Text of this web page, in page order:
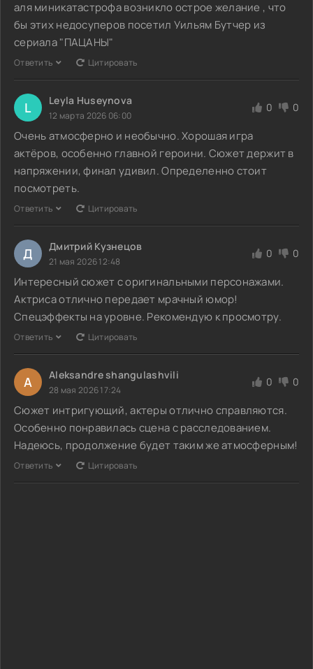
аля миникатастрофа возникло острое желание , что
бы этих недосуперов посетил Уильям Бутчер из
сериала "ПАЦАНЫ"
Ответить Цитировать
L Leyla Huseynova
12 марта 2026 06:00
0 0
Очень атмосферно и необычно. Хорошая игра
актёров, особенно главной героини. Сюжет держит в
напряжении, финал удивил. Определенно стоит
посмотреть.
Ответить Цитировать
Д Дмитрий Кузнецов
21 мая 2026 12:48
0 0
Интересный сюжет с оригинальными персонажами.
Актриса отлично передает мрачный юмор!
Спецэффекты на уровне. Рекомендую к просмотру.
Ответить Цитировать
A Aleksandre shangulashvili
28 мая 2026 17:24
0 0
Сюжет интригующий, актеры отлично справляются.
Особенно понравилась сцена с расследованием.
Надеюсь, продолжение будет таким же атмосферным!
Ответить Цитировать